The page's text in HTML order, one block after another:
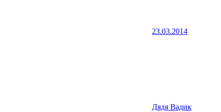
23.03.2014
Дядя Вадик